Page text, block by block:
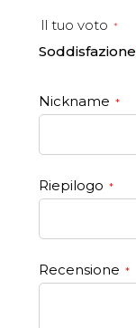
Il tuo voto
Soddisfazione
Nickname
Riepilogo
Recensione